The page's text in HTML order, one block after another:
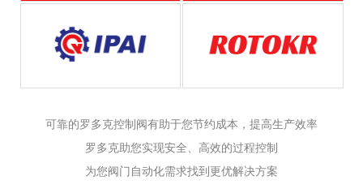
可靠的罗多克控制阀有助于您节约成本，提高生产效率
罗多克助您实现安全、高效的过程控制
为您阀门自动化需求找到更优解决方案